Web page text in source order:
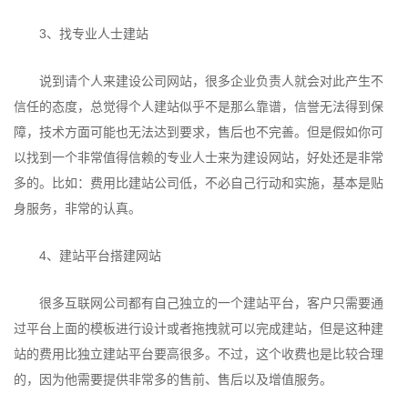
3、找专业人士建站
说到请个人来建设公司网站，很多企业负责人就会对此产生不
信任的态度，总觉得个人建站似乎不是那么靠谱，信誉无法得到保
障，技术方面可能也无法达到要求，售后也不完善。但是假如你可
以找到一个非常值得信赖的专业人士来为建设网站，好处还是非常
多的。比如：费用比建站公司低，不必自己行动和实施，基本是贴
身服务，非常的认真。
4、建站平台搭建网站
很多互联网公司都有自己独立的一个建站平台，客户只需要通
过平台上面的模板进行设计或者拖拽就可以完成建站，但是这种建
站的费用比独立建站平台要高很多。不过，这个收费也是比较合理
的，因为他需要提供非常多的售前、售后以及增值服务。